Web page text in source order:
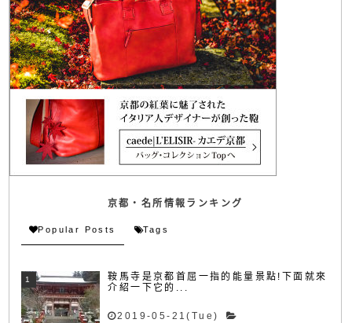
京都・名所情報ランキング
Popular Posts Tags
鞍馬寺是京都首屈一指的能量景點!下面就來
介紹一下它的...
2019-05-21(Tue)